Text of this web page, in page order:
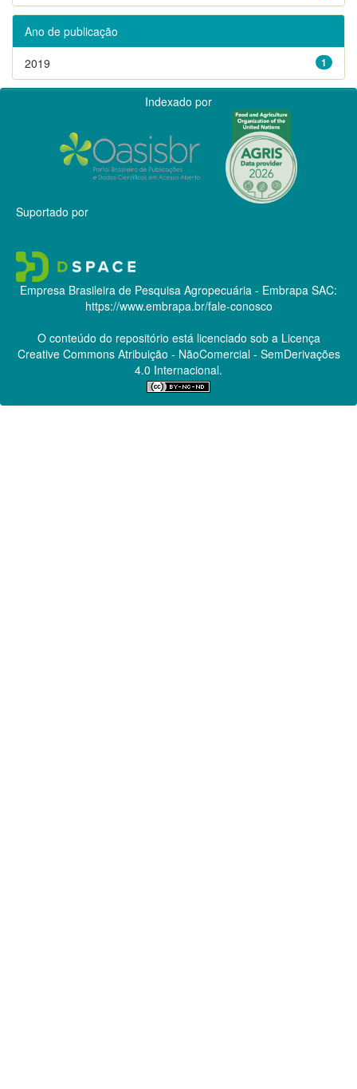
Ano de publicação
1
2019
Indexado por
Suportado por
Empresa Brasileira de Pesquisa Agropecuária - Embrapa SAC:
https://www.embrapa.br/fale-conosco
O conteúdo do repositório está licenciado sob a Licença
Creative CommonsAtribuição - NãoComercial - SemDerivações
4.0 Internacional.